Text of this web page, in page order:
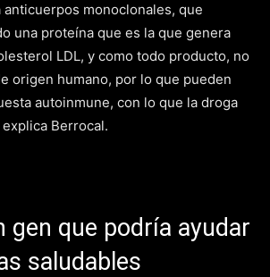
anticuerpos monoclonales, que
una proteína que es la que genera
LDL, y como todo producto, no
origen humano, por lo que pueden
autoinmune, con lo que la droga
Berrocal.
gen que podría ayudar
saludables